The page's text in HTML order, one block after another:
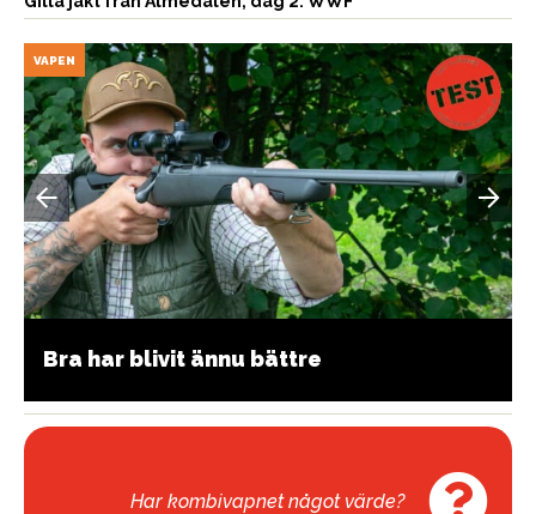
VAPEN
Bra har blivit ännu bättre
Har kombivapnet något värde?